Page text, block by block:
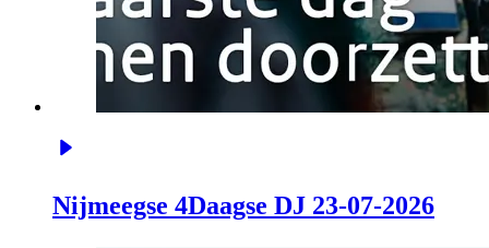
Nijmeegse 4Daagse DJ 23-07-2026